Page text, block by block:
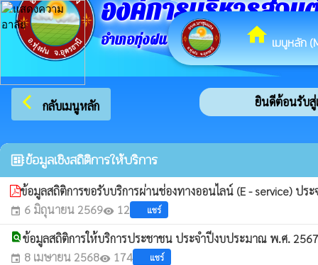
homeเมนูหลัก
องค์การบริหารส่วน
อำเภอทุ่งฝน จังหวัดอุดรธานี
arrow_back_ios กลับเมนูหลัก ยินดีต้อนรับสู่
developer_boardข้อมูลเชิงสถิติการให้บริการ
ข้อมูลสถิติการขอรับบริการผ่านช่องทางออนไลน์ (E - service) ป
event 6 มิถุนายน 2569visibility 12 แชร์
find_in_pageข้อมูลสถิติการให้บริการประชาชน ประจำปีงบประมาณ พ.ศ.
event 8 เมษายน 2568visibility 174 แชร์